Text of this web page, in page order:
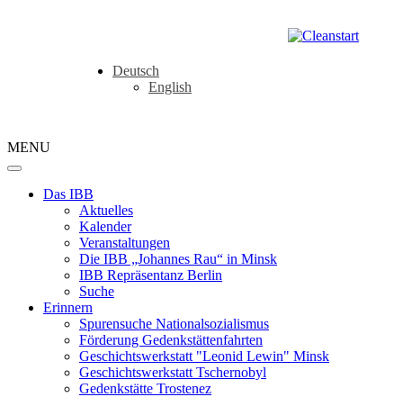
Deutsch
English
MENU
Das IBB
Aktuelles
Kalender
Veranstaltungen
Die IBB „Johannes Rau“ in Minsk
IBB Repräsentanz Berlin
Suche
Erinnern
Spurensuche Nationalsozialismus
Förderung Gedenkstättenfahrten
Geschichtswerkstatt "Leonid Lewin" Minsk
Geschichtswerkstatt Tschernobyl
Gedenkstätte Trostenez